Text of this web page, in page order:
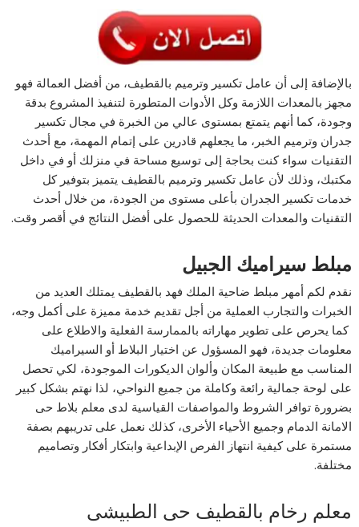
بالإضافة إلى أن عامل تكسير وترميم بالقطيف، من أفضل العمالة فهو
مجهز بالمعدات اللازمة وكل الأدوات المتطورة لتنفيذ المشروع بدقة
وجودة، كما أنهم يتمتع بمستوى عالي من الخبرة في مجال تكسير
جدران وترميم الخبر، ما يجعلهم قادرين على إتمام المهمة، مع أحدث
التقنيات سواء كنت بحاجة إلى توسيع مساحة في منزلك أو في داخل
مكتبك، وذلك لأن عامل تكسير وترميم بالقطيف يتميز بتوفير كل
خدمات تكسير الجدران بأعلى مستوى من الجودة، من خلال أحدث
التقنيات والمعدات الحديثة للحصول على أفضل النتائج في أقصر وقت.
مبلط سيراميك الجبيل
نقدم لكم أمهر مبلط ضاحية الملك فهد بالقطيف يمتلك العديد من
الخبرات والتجارب العملية من أجل تقديم خدمة مميزة على أكمل وجه،
كما يحرص على تطوير مهاراته بالممارسة الفعلية والاطلاع على
معلومات جديدة، فهو المسؤول عن اختيار البلاط أو السيراميك
المناسب مع طبيعة المكان وألوان الديكورات الموجودة، لكي تحصل
على لوحة جمالية رائعة وكاملة من جميع النواحي، لذا نهتم بشكل كبير
بضرورة توافر الشروط والمواصفات القياسية لدى معلم بلاط حى
الامانة الدمام وجميع الأحياء الأخرى، كذلك نعمل على تدريبهم بصفة
مستمرة على كيفية انتهاز الفرص الإبداعية وابتكار أفكار وتصاميم
مختلفة.
معلم رخام بالقطيف حى الطبيشى